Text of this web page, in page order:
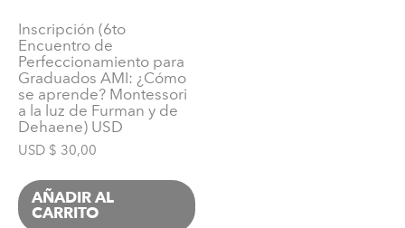
Inscripción (6to
Encuentro de
Perfeccionamiento para
Graduados AMI: ¿Cómo
se aprende? Montessori
a la luz de Furman y de
Dehaene) USD
USD $ 30,00
AÑADIR AL
CARRITO